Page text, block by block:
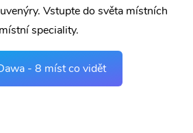
Vstupte do světa místních
speciality.
- 8 míst co vidět